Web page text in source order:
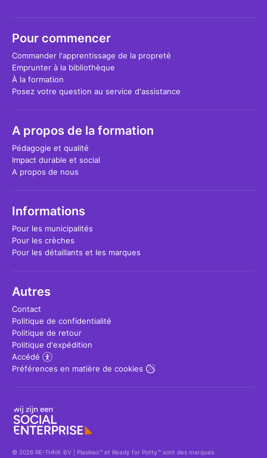
Pour commencer
Commander l'apprentissage de la propreté
Emprunter à la bibliothèque
À la formation
Posez votre question au service d'assistance
A propos de la formation
Pédagogie et qualité
Impact durable et social
A propos de nous
Informations
Pour les municipalités
Pour les crèches
Pour les détaillants et les marques
Autres
Contact
Politique de confidentialité
Politique de retour
Politique d'expédition
Accédé
Préférences en matière de cookies
© 2026 RE-THNK BV | Plasklas™ et Ready for Potty™ sont des marques